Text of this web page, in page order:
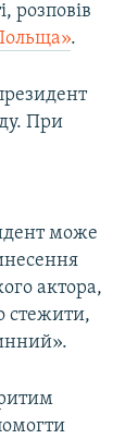
розповів
.
При
може
актора,
стежити,